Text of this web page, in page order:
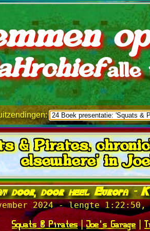
alle
& Pirates,
elsewhere' in
door, door heel Europa -
2024 - lengte
Squats & Pirates|Joe's Garage|